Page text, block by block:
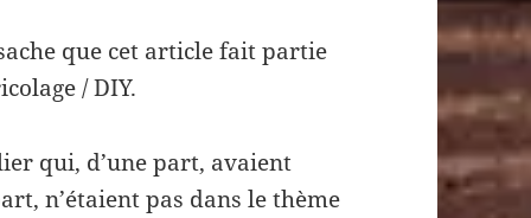
que cet article fait partie
/ DIY.
qui, d’une part, avaient
n’étaient pas dans le thème